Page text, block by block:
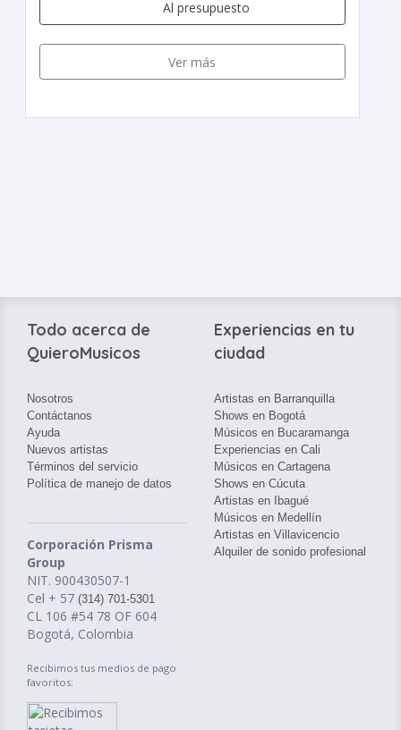
Al presupuesto
Ver más
Todo acerca de
QuieroMusicos
Nosotros
Contáctanos
Ayuda
Nuevos artistas
Términos del servicio
Política de manejo de datos
Corporación Prisma
Group
NIT. 900430507-1
Cel + 57 (314) 701-5301
CL 106 #54 78 OF 604
Bogotá, Colombia
Recibimos tus medios de pago
favoritos:
Experiencias en tu
ciudad
Artistas en Barranquilla
Shows en Bogotá
Músicos en Bucaramanga
Experiencias en Cali
Músicos en Cartagena
Shows en Cúcuta
Artistas en Ibagué
Músicos en Medellín
Artistas en Villavicencio
Alquiler de sonido profesional